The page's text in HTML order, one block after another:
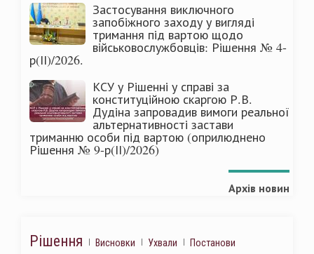
Застосування виключного
запобіжного заходу у вигляді
тримання під вартою щодо
військовослужбовців: Рішення № 4-
р(ІІ)/2026.
КСУ у Рішенні у справі за
конституційною скаргою Р.В.
Дудіна запровадив вимоги реальної
альтернативності застави
триманню особи під вартою (оприлюднено
Рішення № 9-р(ІІ)/2026)
Архів новин
Рішення Висновки Ухвали Постанови